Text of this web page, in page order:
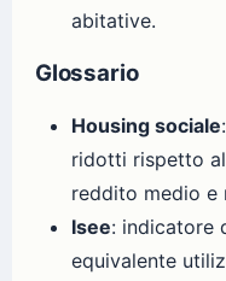
abitative.
Glossario
Housing sociale
ridotti rispetto
reddito medio e
Isee: indicatore
equivalente